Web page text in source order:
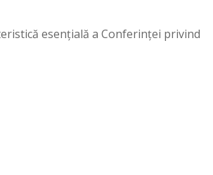
esențială a Conferinței privind